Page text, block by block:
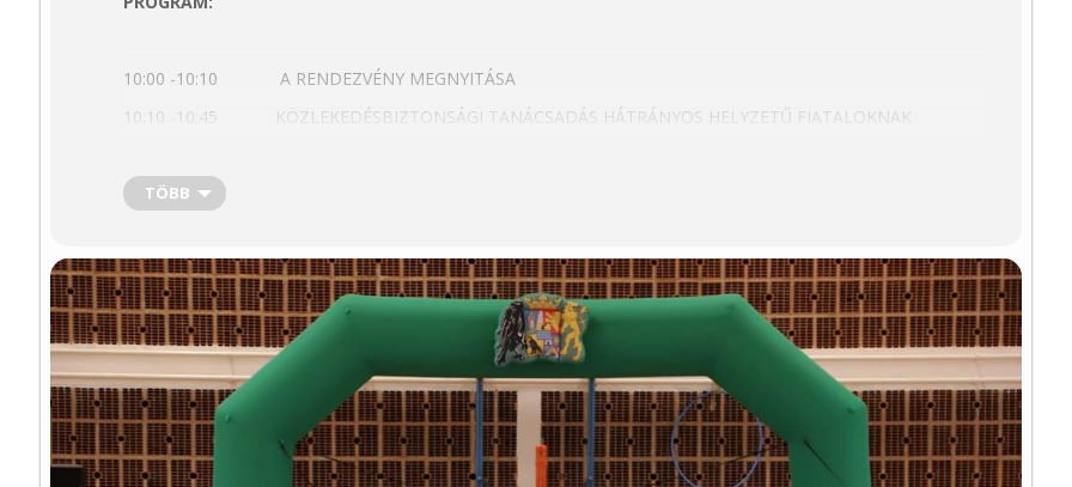
10:00 -10:10 A RENDEZVÉNY MEGNYITÁSA
10:10 -10:45 KÖZLEKEDÉSBIZTONSÁGI TANÁCSADÁS HÁTRÁNYOS HELYZETŰ FIATALOKNAK
12:00 -12:15 SPORTFESZTIVÁL DÍJAZÁSA
13:15 -13:45 JÖVŐNKÉRT NÉPTÁNCEGYÜTTES MŰSORA
14:00 -15:00 RENDHAGYÓ ÉNEK ÓRA A MEANDER ZENEKAR JÓVOLTÁBÓL
EGÉSZ NAPOS PROGRAMOK:
TÖBB